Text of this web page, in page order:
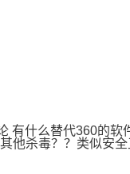
有什么替代360的
他杀毒？？类似安